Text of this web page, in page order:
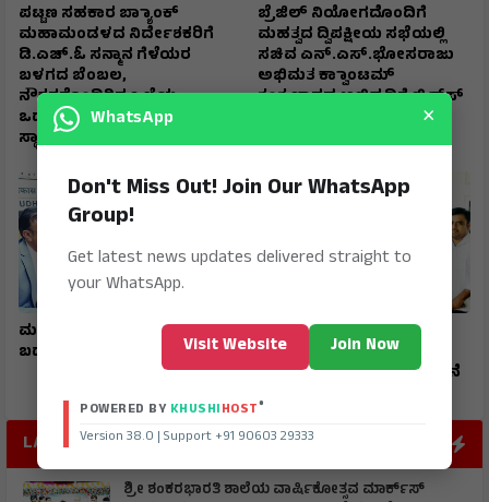
ಪಟ್ಟಣ ಸಹಕಾರ ಬ್ಯಾಾಂಕ್
ಮಹಾಮಂಡಳದ ನಿರ್ದೇಶಕರಿಗೆ
ಡಿ.ಎಚ್.ಓ ಸನ್ಮಾನ ಗೆಳೆಯರ
ಬಳಗದ ಬೆಂಬಲ,
ನೌಕರರೊಂದಿಗಿನ ಒಳ್ಳೆಯ
ಒಡನಾಟದಿಂದ ಉನ್ನತ
ಸ್ಥಾನಮಾನ
ಬ್ರೆಜಿಲ್ ನಿಯೋಗದೊಂದಿಗೆ
ಮಹತ್ವದ ದ್ವಿಪಕ್ಷೀಯ ಸಭೆಯಲ್ಲಿ
ಸಚಿವ ಎನ್.ಎಸ್.ಭೋಸರಾಜು
ಅಭಿಮತ ಕ್ವಾಾಂಟಮ್
ತಂತ್ರಜ್ಞಾನದ ಅಭಿವೃದ್ದಿಗೆ ಬ್ರಿಕ್‌ಸ್‌
ಮನೆಯಲ್ಲೇ ಕುಳಿತು ಖಾತೆ
ಬದಲಾವಣೆ
ಪ್ರವೇಶಾತಿಗೆ ಶಾಸಕ ನಾಡಗೌಡ
ಚಾಲನೆ : ಸರ್ಕಾರಿ ವಸತಿಯುಕ್ತ
ಕಾಲೇಜಿನ ವೆಬ್‌ಸೈಟ್ ಉದ್ಘಾಟನೆ
LATEST POST
ಶ್ರೀ ಶಂಕರಭಾರತಿ ಶಾಲೆಯ ವಾರ್ಷಿಕೋತ್ಸವ ಮಾರ್ಕ್‌ಸ್‌
WhatsApp ×
Don't Miss Out! Join Our WhatsApp
Group!
Get latest news updates delivered straight to
your WhatsApp.
Visit Website Join Now
POWERED BY KHUSHIHOST®
Version 38.0 | Support +91 90603 29333